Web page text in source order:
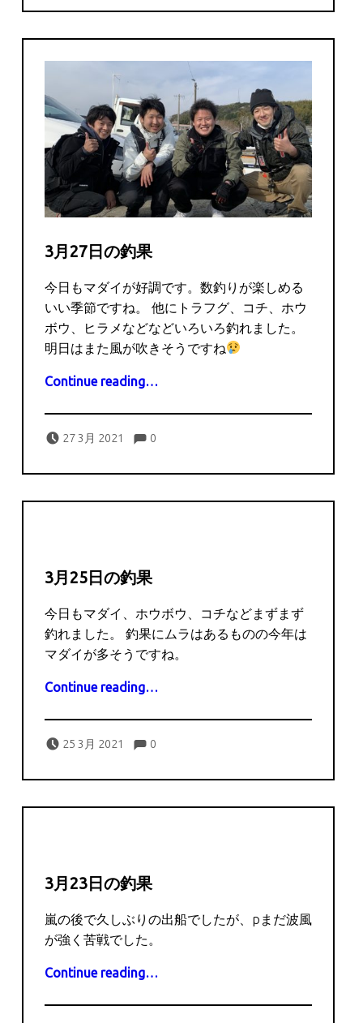
3月27日の釣果
今日もマダイが好調です。数釣りが楽しめる
いい季節ですね。 他にトラフグ、コチ、ホウ
ボウ、ヒラメなどなどいろいろ釣れました。
明日はまた風が吹きそうですね
Continue reading“3月27日の釣果”
…
27 3月 2021
captains Comments:0
3月25日の釣果
今日もマダイ、ホウボウ、コチなどまずまず
釣れました。 釣果にムラはあるものの今年は
マダイが多そうですね。
Continue reading“3月25日の釣果”
…
25 3月 2021
captains Comments:0
3月23日の釣果
嵐の後で久しぶりの出船でしたが、pまだ波風
が強く苦戦でした。
Continue reading“3月23日の釣果”
…